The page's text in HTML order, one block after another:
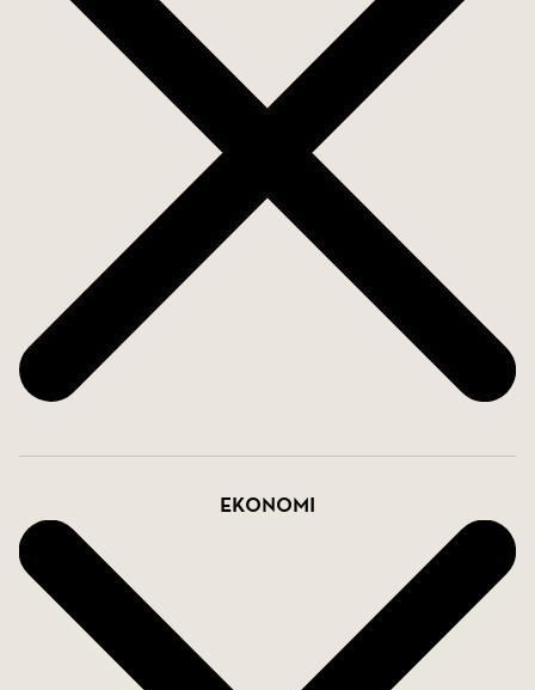
spiraltrappa leder ner till undervåningen, där en
självständig lägenhet med två sovrum finns.
Trappan kan byggas om för större, öppen åtkomst,
och den nedre trädgården har potential för ett
infinity-poolprojekt.
Med privatliv, komfort och förbättringspotential
erbjuder denna fastighet utmärkt möjlighet som
familjehem eller investering i ett eftertraktat
område på Costa del Sol.
Ekonomi